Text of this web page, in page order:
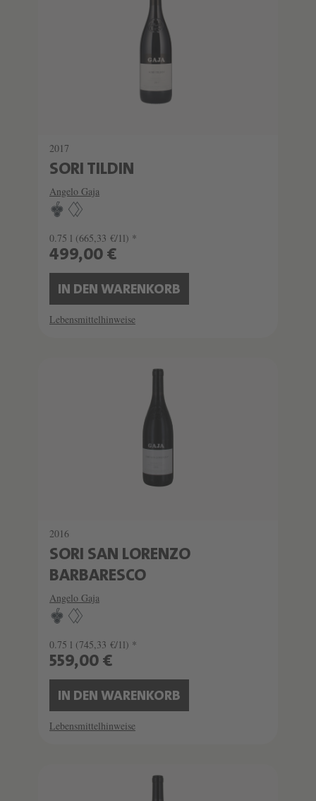
2017
SORI TILDIN
Angelo Gaja
0.75 l (665,33 €/1l) *
499,00 €
IN DEN WARENKORB
Lebensmittelhinweise
2016
SORI SAN LORENZO
BARBARESCO
Angelo Gaja
0.75 l (745,33 €/1l) *
559,00 €
IN DEN WARENKORB
Lebensmittelhinweise